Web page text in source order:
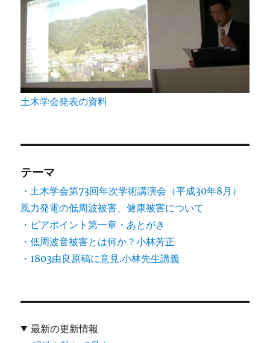
土木学会発表の資料
テーマ
・土木学会第73回年次学術講演会（平成30年8月）
風力発電の低周波被害、健康被害について
・ピアポイント第一章・あとがき
・低周波音被害とは何か？小林芳正
・1803由良原稿に意見.小林先生講義
最新の更新情報